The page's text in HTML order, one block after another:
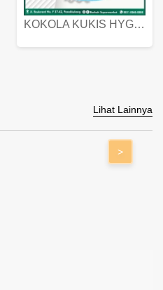
KOKOLA KUKIS HYGIENIC MILK VANILLA PACK 320 GR
Lihat Lainnya
>